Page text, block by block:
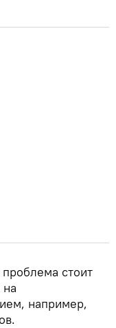
проблема стоит
например,